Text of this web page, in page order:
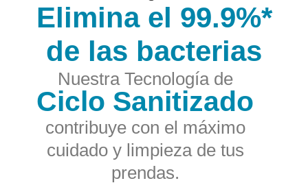
Elimina el 99.9%*
de las bacterias
Nuestra Tecnología de
Ciclo Sanitizado
contribuye con el máximo
cuidado y limpieza de tus
prendas.